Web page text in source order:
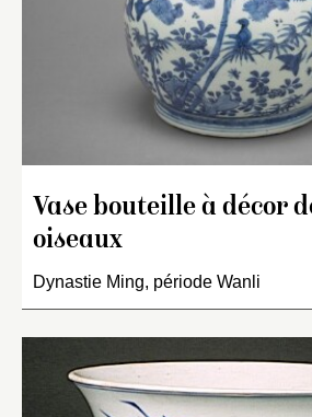
Vase bouteille à décor
oiseaux
Dynastie Ming, période Wanli